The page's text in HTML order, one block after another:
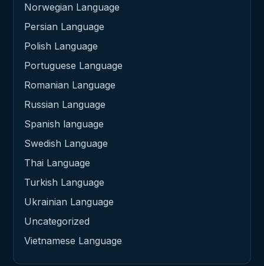
Norwegian Language
Persian Language
Polish Language
Portuguese Language
Romanian Language
Russian Language
Spanish language
Swedish Language
Thai Language
Turkish Language
Ukrainian Language
Uncategorized
Vietnamese Language